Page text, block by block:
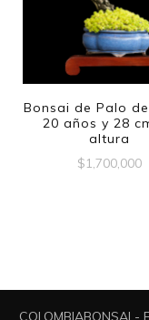
Bonsai de Palo
20 años y 28
altura
$1,700,000
COLOMBIABONSAI -